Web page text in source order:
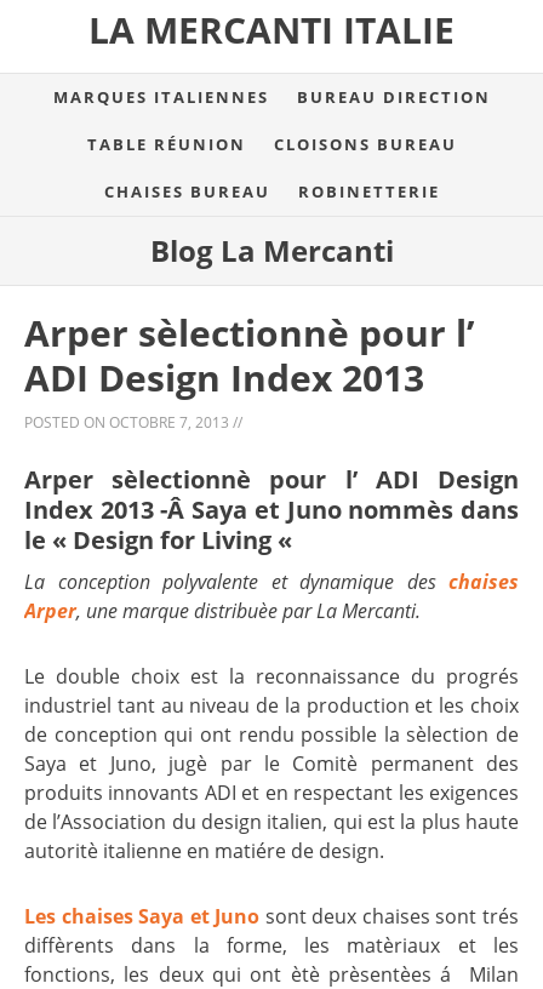
LA MERCANTI ITALIE
MARQUES ITALIENNES BUREAU DIRECTION
TABLE RÉUNION CLOISONS BUREAU
CHAISES BUREAU ROBINETTERIE
Blog La Mercanti
Arper sèlectionnè pour l’
ADI Design Index 2013
POSTED ON OCTOBRE 7, 2013 //
Arper sèlectionnè pour l’ ADI Design
Index 2013 -Â Saya et Juno nommès dans
le « Design for Living «
La conception polyvalente et dynamique des chaises
Arper, une marque distribuèe par La Mercanti.
Le double choix est la reconnaissance du progrés
industriel tant au niveau de la production et les choix
de conception qui ont rendu possible la sèlection de
Saya et Juno, jugè par le Comitè permanent des
produits innovants ADI et en respectant les exigences
de l’Association du design italien, qui est la plus haute
autoritè italienne en matiére de design.
Les chaises Saya et Juno sont deux chaises sont trés
diffèrents dans la forme, les matèriaux et les
fonctions, les deux qui ont ètè prèsentèes á Milan